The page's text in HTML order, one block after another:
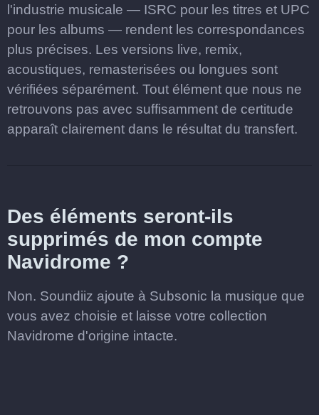
l'industrie musicale — ISRC pour les titres et UPC
pour les albums — rendent les correspondances
plus précises. Les versions live, remix,
acoustiques, remasterisées ou longues sont
vérifiées séparément. Tout élément que nous ne
retrouvons pas avec suffisamment de certitude
apparaît clairement dans le résultat du transfert.
Des éléments seront-ils
supprimés de mon compte
Navidrome ?
Non. Soundiiz ajoute à Subsonic la musique que
vous avez choisie et laisse votre collection
Navidrome d'origine intacte.